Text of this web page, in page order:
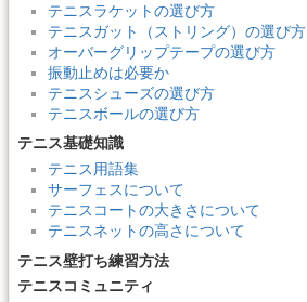
テニスラケットの選び方
テニスガット（ストリング）の選び方
オーバーグリップテープの選び方
振動止めは必要か
テニスシューズの選び方
テニスボールの選び方
テニス基礎知識
テニス用語集
サーフェスについて
テニスコートの大きさについて
テニスネットの高さについて
テニス壁打ち練習方法
テニスコミュニティ